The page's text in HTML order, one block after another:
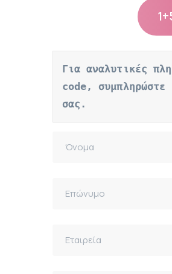
Για αναλυτικές
code, συμπληρώστε
σας.